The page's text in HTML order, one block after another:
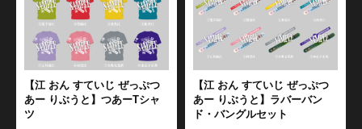
【江 おん すていじ ぜっぷつ
あー りぶうと】つあーTシャ
ツ
【江 おん すていじ ぜっぷつ
あー りぶうと】ラバーバン
ド・バングルセット